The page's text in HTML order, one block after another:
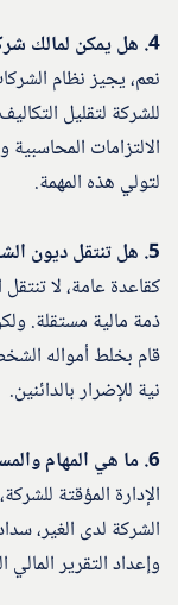
4. هل يمكن لمالك شركة الشخص الواحد أن يعين نفسه مصفياً؟
نعم، يجيز نظام
للشركة لتقليل
الالتزامات
لتولي هذه المهمة.
5. هل تنتقل ديون الشركة إلى الأموال الخاصة للمالك عند التصفية؟
كقاعدة عامة، لا
ذمة مالية مستقلة.
قام بخلط أمواله
نية للإضرار بالدائنين.
6. ما هي المهام والمسؤوليات الأساسية للمصفي؟
الإدارة المؤقتة
الشركة لدى الغير،
وإعداد التقرير